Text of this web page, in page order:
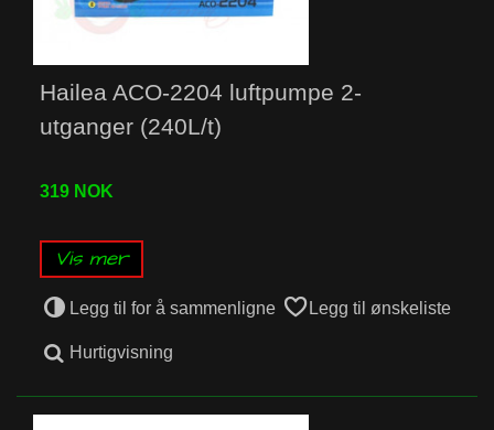
Hailea ACO-2204 luftpumpe 2-
utganger (240L/t)
319 NOK
Vis mer
Legg til for å sammenligne Legg til ønskeliste
Hurtigvisning